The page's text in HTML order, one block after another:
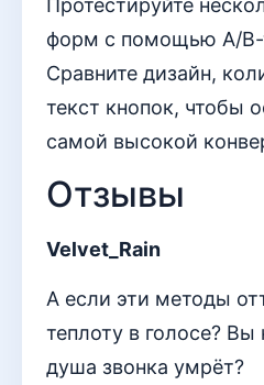
форм с помощью А/В-
Сравните дизайн,
текст кнопок, чтобы
самой высокой
Отзывы
Velvet_Rain
А если эти методы
теплоту в голосе? Вы
душа звонка умрёт?